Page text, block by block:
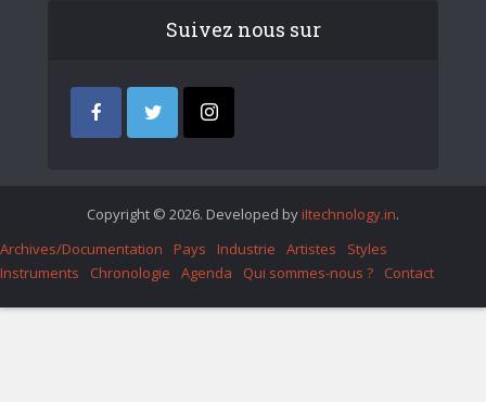
Suivez nous sur
Copyright © 2026. Developed by iItechnology.in.
Archives/Documentation
Pays Industrie Artistes
Styles
Instruments
Chronologie Agenda Qui sommes-nous ? Contact